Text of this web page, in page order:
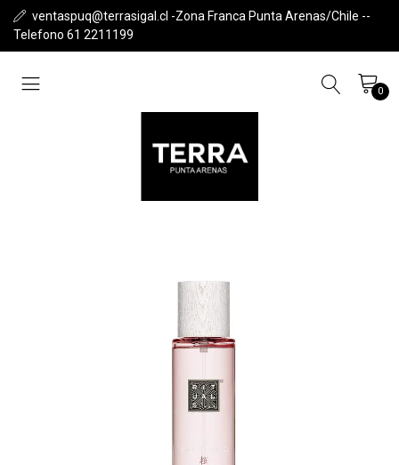
ventaspuq@terrasigal.cl -Zona Franca Punta Arenas/Chile --
Telefono 61 2211199
0